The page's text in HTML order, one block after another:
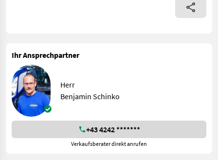
Ihr Ansprechpartner
Herr
Benjamin Schinko
+43 4242 *******
Verkaufsberater direkt anrufen